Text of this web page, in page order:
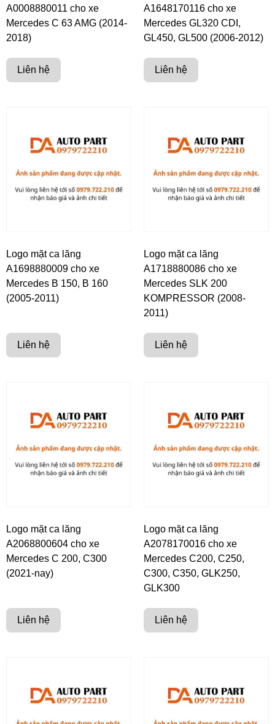
A0008880011 cho xe
Mercedes C 63 AMG (2014-
2018)
Liên hệ
A1648170116 cho xe
Mercedes GL320 CDI,
GL450, GL500 (2006-2012)
Liên hệ
Logo mặt ca lăng
A1698880009 cho xe
Mercedes B 150, B 160
(2005-2011)
Liên hệ
Logo mặt ca lăng
A1718880086 cho xe
Mercedes SLK 200
KOMPRESSOR (2008-
2011)
Liên hệ
Logo mặt ca lăng
A2068800604 cho xe
Mercedes C 200, C300
(2021-nay)
Liên hệ
Logo mặt ca lăng
A2078170016 cho xe
Mercedes C200, C250,
C300, C350, GLK250,
GLK300
Liên hệ